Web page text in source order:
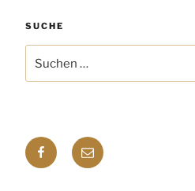
SUCHE
nach:
Facebook
E-
mail